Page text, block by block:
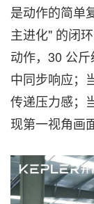
是动作的简单
主进化" 的闭
动作，30 公
中同步响应；
传递压力感；
现第一视角画